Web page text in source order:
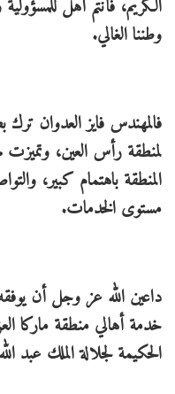
الكريم، فأنتم أهل
وطننا الغالي.
فالمهندس فايز العدوان
لمنطقة رأس العين، وتميزت
المنطقة باهتمام كبير،
مستوى الخدمات.
داعين الله عز وجل أن
خدمة أهالي منطقة ماركا
الحكيمة لجلالة الملك عبد